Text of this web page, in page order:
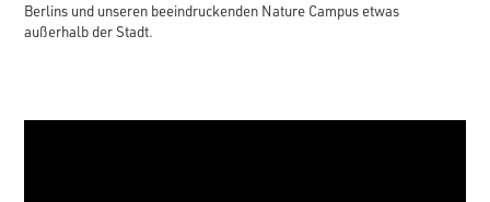
Berlins und unseren beeindruckenden Nature Campus etwas
außerhalb der Stadt.